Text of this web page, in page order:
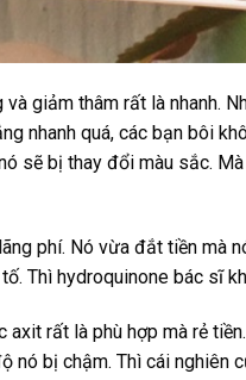
giảm thâm rất là nhanh.
nhanh quá, các bạn bôi
sẽ bị thay đổi màu sắc.
phí. Nó vừa đắt tiền mà
Thì hydroquinone bác sĩ
rất là phù hợp mà rẻ
nó bị chậm. Thì cái nghiên